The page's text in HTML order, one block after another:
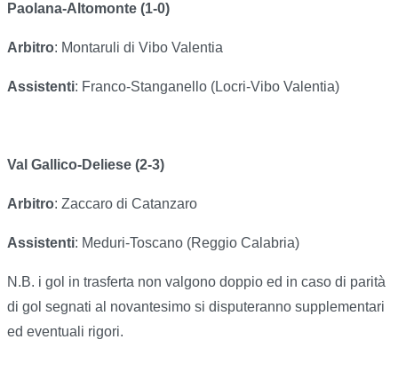
Paolana-Altomonte (1-0)
Arbitro: Montaruli di Vibo Valentia
Assistenti: Franco-Stanganello (Locri-Vibo Valentia)
Val Gallico-Deliese (2-3)
Arbitro: Zaccaro di Catanzaro
Assistenti: Meduri-Toscano (Reggio Calabria)
N.B. i gol in trasferta non valgono doppio ed in caso di parità
di gol segnati al novantesimo si disputeranno supplementari
ed eventuali rigori.